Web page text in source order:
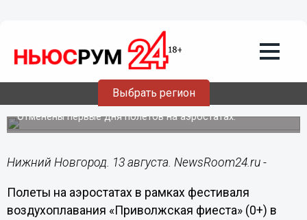
Выбрать регион
Старт «Приволжской фиесты» в
Нижнем Новгороде перенесли из-за
Отменены первые дня полетов на аэростатах.
Нижний Новгород. 13 августа. NewsRoom24.ru -
Полеты на аэростатах в рамках фестиваля
воздухоплавания «Приволжская фиеста» (0+) в